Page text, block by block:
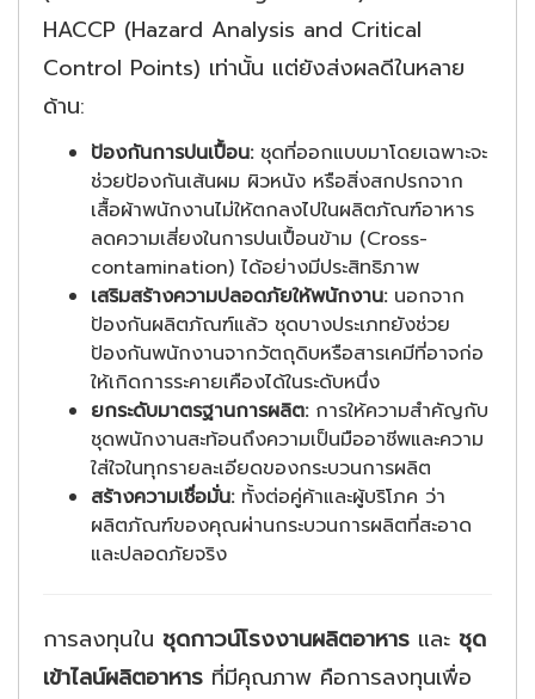
HACCP (Hazard Analysis and Critical
Control Points) เท่านั้น แต่ยังส่งผลดีในหลาย
ด้าน:
ป้องกันการปนเปื้อน:ชุดที่ออกแบบมาโดยเฉพาะจะ
ช่วยป้องกันเส้นผม ผิวหนัง หรือสิ่งสกปรกจาก
เสื้อผ้าพนักงานไม่ให้ตกลงไปในผลิตภัณฑ์อาหาร
ลดความเสี่ยงในการปนเปื้อนข้าม (Cross-
contamination) ได้อย่างมีประสิทธิภาพ
เสริมสร้างความปลอดภัยให้พนักงาน:นอกจาก
ป้องกันผลิตภัณฑ์แล้ว ชุดบางประเภทยังช่วย
ป้องกันพนักงานจากวัตถุดิบหรือสารเคมีที่อาจก่อ
ให้เกิดการระคายเคืองได้ในระดับหนึ่ง
ยกระดับมาตรฐานการผลิต:การให้ความสำคัญกับ
ชุดพนักงานสะท้อนถึงความเป็นมืออาชีพและความ
ใส่ใจในทุกรายละเอียดของกระบวนการผลิต
สร้างความเชื่อมั่น:ทั้งต่อคู่ค้าและผู้บริโภค ว่า
ผลิตภัณฑ์ของคุณผ่านกระบวนการผลิตที่สะอาด
และปลอดภัยจริง
การลงทุนใน ชุดกาวน์โรงงานผลิตอาหาร และ ชุด
เข้าไลน์ผลิตอาหาร ที่มีคุณภาพ คือการลงทุนเพื่อ